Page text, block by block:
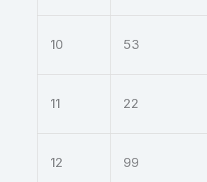
10 53
11 22
12 99